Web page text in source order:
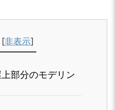
[非表示]
部分のモデリン